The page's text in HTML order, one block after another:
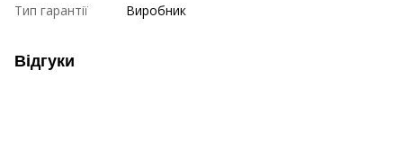
Тип гарантії
Виробник
Відгуки